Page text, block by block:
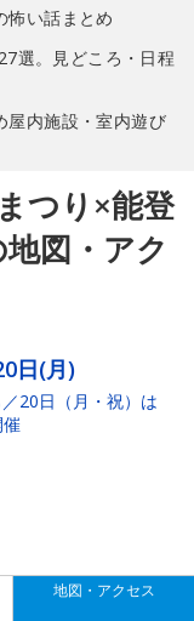
怖い話まとめ
選。見どころ・日程
屋内施設・室内遊び
つり×能登
図・アク
日(月)
20日（月・祝）は
催
地図・アクセス